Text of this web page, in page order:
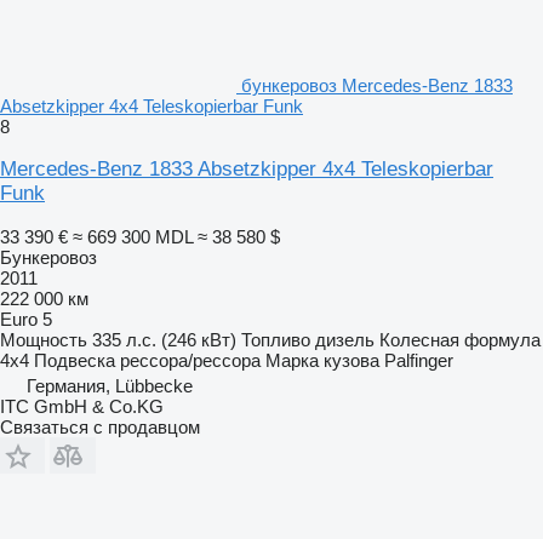
бункеровоз Mercedes-Benz 1833
Absetzkipper 4x4 Teleskopierbar Funk
8
Mercedes-Benz 1833 Absetzkipper 4x4 Teleskopierbar
Funk
33 390 € ≈ 669 300 MDL ≈ 38 580 $
Бункеровоз
2011
222 000 км
Euro 5
Мощность 335 л.с. (246 кВт) Топливо дизель Колесная формула
4x4 Подвеска рессора/рессора Марка кузова Palfinger
Германия, Lübbecke
ITC GmbH & Co.KG
Связаться с продавцом